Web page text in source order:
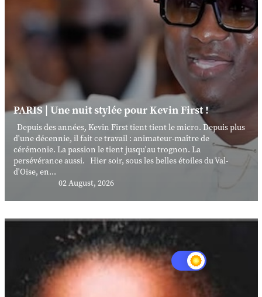
PARIS | Une nuit stylée pour Kevin First !
Depuis des années, Kevin First tient tient le micro. Depuis plus
d'une décennie, il fait ce travail : animateur-maître de
cérémonie. La passion le tient jusqu'au trognon. La
persévérance aussi. Hier soir, sous les belles étoiles du Val-
d'Oise, en...
02 August, 2026